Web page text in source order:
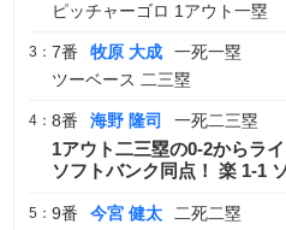
ピッチャーゴロ 1アウト一塁
3： 7番 牧原 大成
一死一塁
ツーベース 二三塁
4： 8番 海野 隆司 一死二三塁
1アウト二三塁の0-2からラ
ソフトバンク同点！ 楽 1-1
5： 9番 今宮 健太 二死二塁